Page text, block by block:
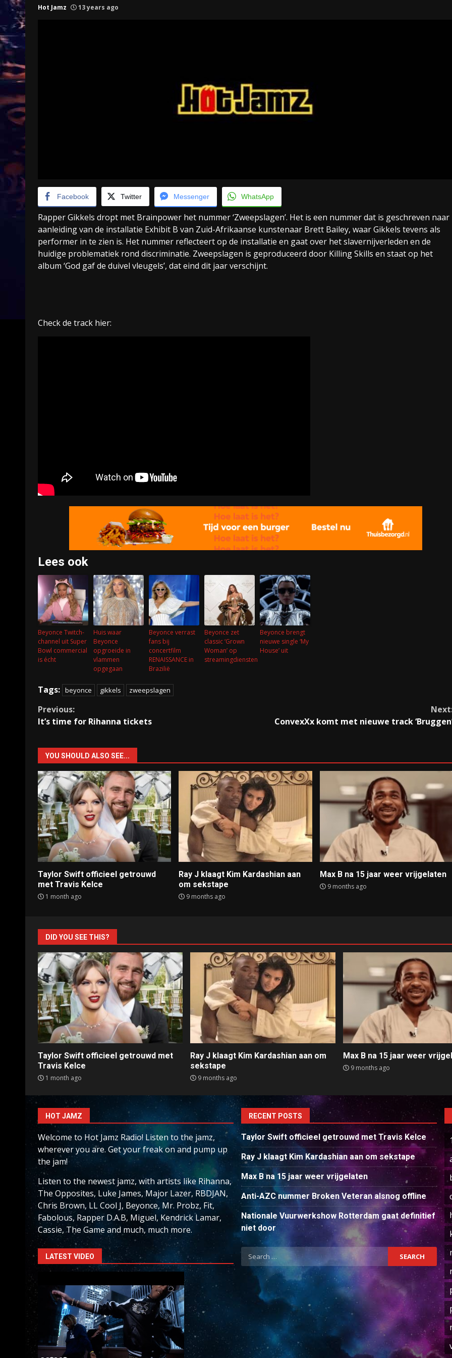
Hot Jamz 13 years ago
Facebook Twitter Messenger WhatsApp
Rapper Gikkels dropt met Brainpower het nummer ‘Zweepslagen’. Het is een nummer dat is geschreven naar
aanleiding van de installatie Exhibit B van Zuid-Afrikaanse kunstenaar Brett Bailey, waar Gikkels tevens als
performer in te zien is. Het nummer reflecteert op de installatie en gaat over het slavernijverleden en de
huidige problematiek rond discriminatie. Zweepslagen is geproduceerd door Killing Skills en staat op het
album ‘God gaf de duivel vleugels’, dat eind dit jaar verschijnt.
Check de track hier:
Lees ook
Beyonce Twitch-
channel uit Super
Bowl commercial
is écht
Huis waar
Beyonce
opgroeide in
vlammen
opgegaan
Beyonce verrast
fans bij
concertfilm
RENAISSANCE in
Brazilië
Beyonce zet
classic ‘Grown
Woman’ op
streamingdiensten
Beyonce brengt
nieuwe single ‘My
House’ uit
Tags: beyonce gikkels zweepslagen
Continue
Previous:
It’s time for Rihanna tickets
ConvexXx komt met nieuwe track
YOU SHOULD ALSO SEE...
Taylor Swift officieel getrouwd
met Travis Kelce
1 month ago
Ray J klaagt Kim Kardashian aan
om sekstape
9 months ago
Max B na 15 jaar weer vrijgelaten
9 months ago
1 month ago
DID YOU SEE THIS?
Taylor Swift officieel getrouwd met
Travis Kelce
1 month ago
Ray J klaagt Kim Kardashian aan om
sekstape
9 months ago
Max B na 15 jaar weer
9 months ago
HOT JAMZ
Welcome to Hot Jamz Radio! Listen to the jamz,
wherever you are. Get your freak on and pump up
the jam!
Listen to the newest jamz, with artists like Rihanna,
The Opposites, Luke James, Major Lazer, RBDJAN,
Chris Brown, LL Cool J, Beyonce, Mr. Probz, Fit,
Fabolous, Rapper D.A.B, Miguel, Kendrick Lamar,
Cassie, The Game and much, much more.
LATEST VIDEO
RECENT POSTS
Taylor Swift officieel getrouwd met Travis Kelce
Ray J klaagt Kim Kardashian aan om sekstape
Max B na 15 jaar weer vrijgelaten
Anti-AZC nummer Broken Veteran alsnog offline
Nationale Vuurwerkshow Rotterdam gaat definitief
niet door
Search
for: